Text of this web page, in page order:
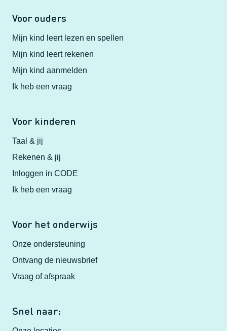
Voor ouders
Mijn kind leert lezen en spellen
Mijn kind leert rekenen
Mijn kind aanmelden
Ik heb een vraag
Voor kinderen
Taal & jij
Rekenen & jij
Inloggen in CODE
Ik heb een vraag
Voor het onderwijs
Onze ondersteuning
Ontvang de nieuwsbrief
Vraag of afspraak
Snel naar: